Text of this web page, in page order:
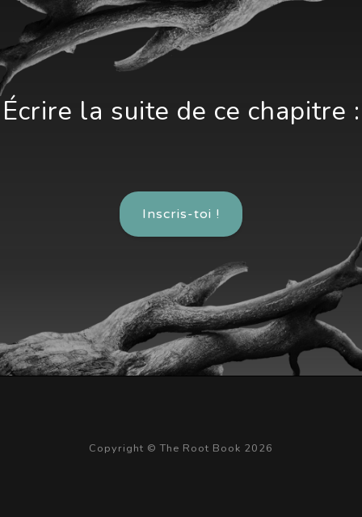
Écrire la suite de ce chapitre :
Inscris-toi !
Copyright © The Root Book 2026